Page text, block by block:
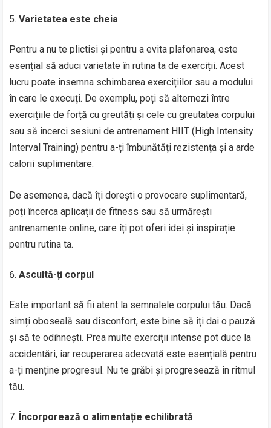
Varietatea este cheia
Pentru a nu te plictisi și pentru a evita plafonarea, este
esențial să aduci varietate în rutina ta de exerciții. Acest
lucru poate însemna schimbarea exercițiilor sau a modului
în care le execuți. De exemplu, poți să alternezi între
exercițiile de forță cu greutăți și cele cu greutatea corpului
sau să încerci sesiuni de antrenament HIIT (High Intensity
Interval Training) pentru a-ți îmbunătăți rezistența și a arde
calorii suplimentare.
De asemenea, dacă îți dorești o provocare suplimentară,
poți încerca aplicații de fitness sau să urmărești
antrenamente online, care îți pot oferi idei și inspirație
pentru rutina ta.
Ascultă-ți corpul
Este important să fii atent la semnalele corpului tău. Dacă
simți oboseală sau disconfort, este bine să îți dai o pauză
și să te odihnești. Prea multe exerciții intense pot duce la
accidentări, iar recuperarea adecvată este esențială pentru
a-ți menține progresul. Nu te grăbi și progresează în ritmul
tău.
Încorporează o alimentație echilibrată